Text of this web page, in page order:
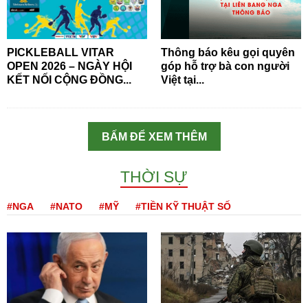
PICKLEBALL VITAR
OPEN 2026 – NGÀY HỘI
KẾT NỐI CỘNG ĐỒNG...
Thông báo kêu gọi quyên
góp hỗ trợ bà con người
Việt tại...
BẤM ĐỂ XEM THÊM
THỜI SỰ
#NGA #NATO #MỸ #TIỀN KỸ THUẬT SỐ